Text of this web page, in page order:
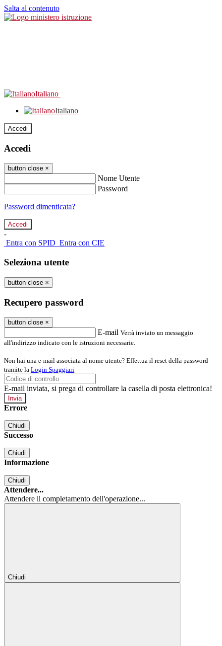
Salta al contenuto
Italiano
Italiano
Accedi
Accedi
button close ×
Nome Utente
Password
Password dimenticata?
-
Entra con SPID Entra con CIE
Seleziona utente
button close ×
Recupero password
button close ×
E-mail Verrà inviato un messaggio
all'indirizzo indicato con le istruzioni necessarie.
Non hai una e-mail associata al nome utente? Effettua il reset della password
tramite la Login Spaggiari
E-mail inviata, si prega di controllare la casella di posta elettronica!
Errore
Chiudi
Successo
Chiudi
Informazione
Chiudi
Attendere...
Attendere il completamento dell'operazione...
Chiudi